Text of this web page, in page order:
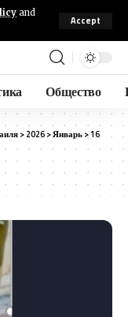
and
Accept
Общество
>2026>Январь>16